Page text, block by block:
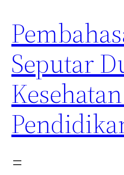
content
Seputar